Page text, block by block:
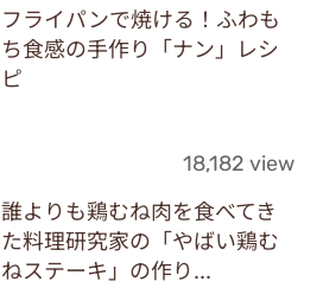
フライパンで焼ける！ふわも
ち食感の手作り「ナン」レシ
ピ
18,182 view
誰よりも鶏むね肉を食べてき
た料理研究家の「やばい鶏む
ねステーキ」の作り...